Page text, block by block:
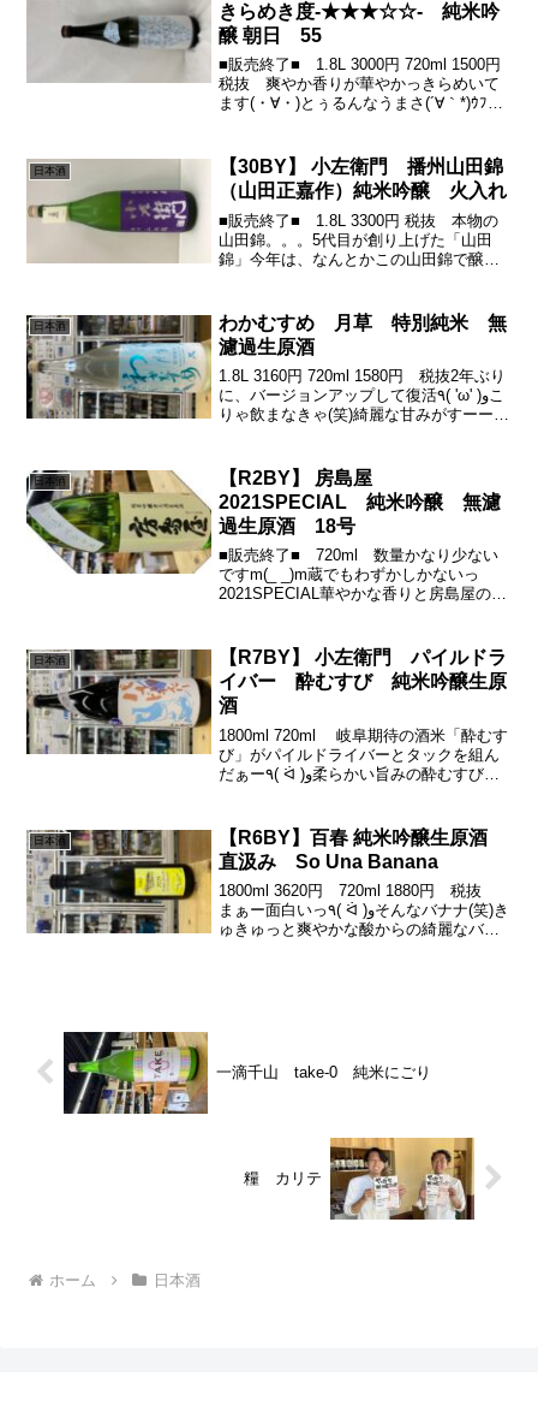
きらめき度-★★★☆☆- 純米吟
醸 朝日 55
■販売終了■ 1.8L 3000円 720ml 1500円
税抜 爽やか香りが華やかっきらめいて
ます(・∀・)とぅるんなうまさ(´∀｀*)ｳﾌﾌ
は、倉敷音楽協...
日本酒
【30BY】 小左衛門 播州山田錦
（山田正嘉作）純米吟醸 火入れ
■販売終了■ 1.8L 3300円 税抜 本物の
山田錦。。。5代目が創り上げた「山田
錦」今年は、なんとかこの山田錦で醸し
田】「酒米の王様」山田錦の生みの親、
山田勢三郎翁...
日本酒
わかむすめ 月草 特別純米 無
濾過生原酒
1.8L 3160円 720ml 1580円 税抜2年ぶり
に、バージョンアップして復活٩( 'ω' )وこ
りゃ飲まなきゃ(笑)綺麗な甘みがすーーー
∀・)ｲｲﾈ...
日本酒
【R2BY】 房島屋
2021SPECIAL 純米吟醸 無濾
過生原酒 18号
■販売終了■ 720ml 数量かなり少ない
ですm(_ _)m蔵でもわずかしかないっ
2021SPECIAL華やかな香りと房島屋の
も香りの含み香がひろがり...
日本酒
【R7BY】 小左衛門 パイルドラ
イバー 酔むすび 純米吟醸生原
酒
1800ml 720ml 岐阜期待の酒米「酔むす
び」がパイルドライバーとタックを組ん
だぁー٩( ᐛ )و柔らかい旨みの酔むすびと
しょっ٩( ᐛ )و無くなる前に、お早...
日本酒
【R6BY】百春 純米吟醸生原酒
直汲み So Una Banana
1800ml 3620円 720ml 1880円 税抜
まぁー面白いっ٩( ᐛ )وそんなバナナ(笑)き
ゅきゅっと爽やかな酸からの綺麗なバナ
一滴千山 take-0 純米にごり
糧 カリテ
ホーム 日本酒